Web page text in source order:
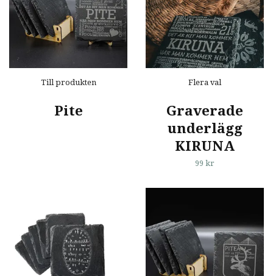
Till produkten
Pite
Flera val
Graverade
underlägg
KIRUNA
99 kr